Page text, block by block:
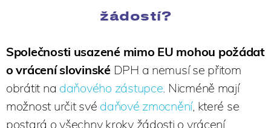
žádostí?
Společnosti usazené mimo EU mohou požádat
o vrácení slovinskéDPH a nemusí se přitom
obrátit na daňového zástupce . Nicméně mají
možnost určit své daňové zmocnění, které se
postará o všechny kroky žádosti o vrácení